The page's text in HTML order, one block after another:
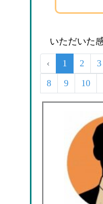
いただいた
‹ 1 2 3
8
9 10